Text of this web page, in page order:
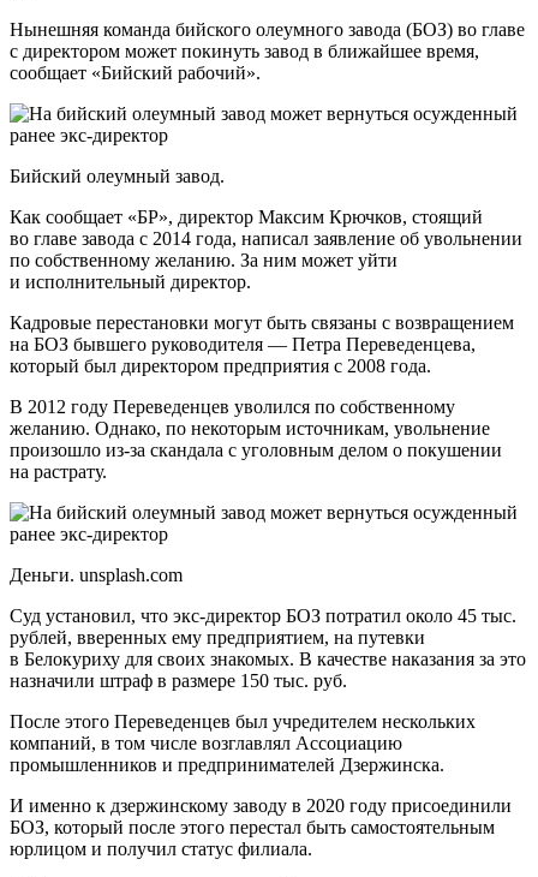
Нынешняя команда бийского олеумного завода (БОЗ) во главе
с директором может покинуть завод в ближайшее время,
сообщает «Бийский рабочий».
Бийский олеумный завод.
Как сообщает «БР», директор Максим Крючков, стоящий
во главе завода с 2014 года, написал заявление об увольнении
по собственному желанию. За ним может уйти
и исполнительный директор.
Кадровые перестановки могут быть связаны с возвращением
на БОЗ бывшего руководителя — Петра Переведенцева,
который был директором предприятия с 2008 года.
В 2012 году Переведенцев уволился по собственному
желанию. Однако, по некоторым источникам, увольнение
произошло из-за скандала с уголовным делом о покушении
на растрату.
Деньги. unsplash.com
Суд установил, что экс-директор БОЗ потратил около 45 тыс.
рублей, вверенных ему предприятием, на путевки
в Белокуриху для своих знакомых. В качестве наказания за это
назначили штраф в размере 150 тыс. руб.
После этого Переведенцев был учредителем нескольких
компаний, в том числе возглавлял Ассоциацию
промышленников и предпринимателей Дзержинска.
И именно к дзержинскому заводу в 2020 году присоединили
БОЗ, который после этого перестал быть самостоятельным
юрлицом и получил статус филиала.